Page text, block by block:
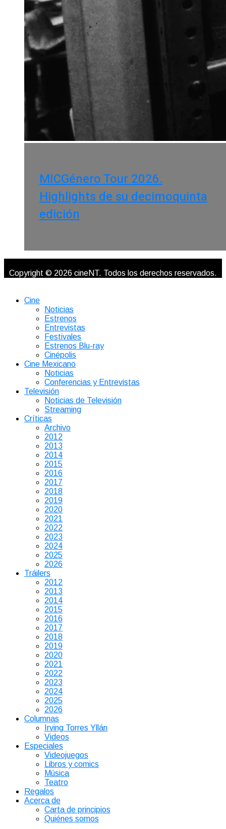
MICGénero Tour 2026.
Highlights de su decimoquinta
edición
Copyright © 2026 cineNT. Todos los derechos reservados.
Cine
Noticias
Estrenos
Entrevistas
Festivales
Estrenos Blu-ray
Cinépolis
Cine Mexicano
Noticias
Conferencias y Entrevistas
Televisión
Noticias de Televisión
Streaming
Críticas
Archivo
2012
2013
2014
2015
2016
2017
2018
2019
2020
2021
2022
2023
2024
2025
2026
Tráilers
2012
2013
2014
2015
2016
2017
2018
2019
2020
2021
2022
2023
2024
2025
2026
Columnas
Irving Torres Yllán
Videos
Especiales
Videojuegos
Libros y comics
Música
Teatro
Regalos
Acerca de
Carta de principios
Quiénes somos